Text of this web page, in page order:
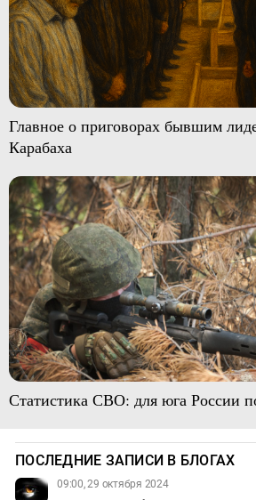
Главное о приговорах бывшим
Карабаха
Статистика СВО: для юга России
ПОСЛЕДНИЕ ЗАПИСИ В БЛОГАХ
09:00, 29 октября 2024